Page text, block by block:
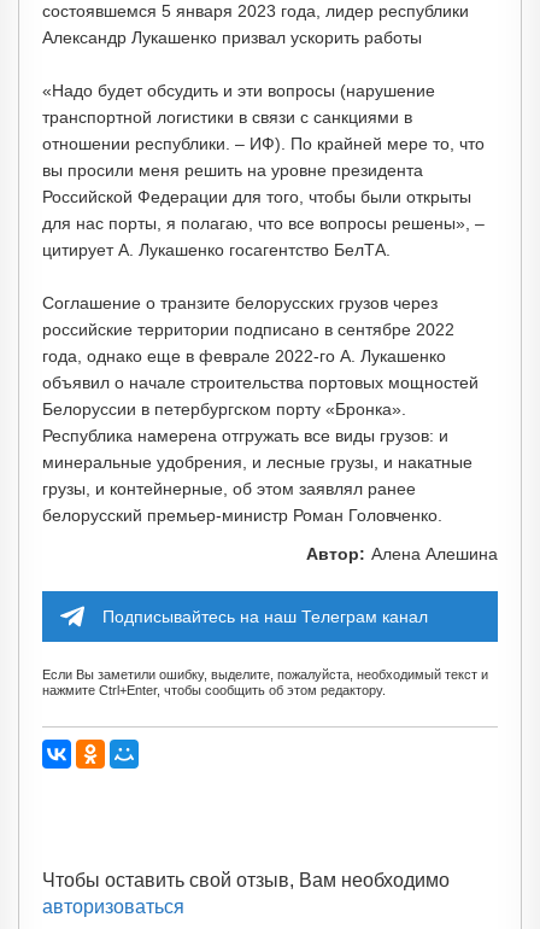
состоявшемся 5 января 2023 года, лидер республики
Александр Лукашенко призвал ускорить работы
«Надо будет обсудить и эти вопросы (нарушение
транспортной логистики в связи с санкциями в
отношении республики. – ИФ). По крайней мере то, что
вы просили меня решить на уровне президента
Российской Федерации для того, чтобы были открыты
для нас порты, я полагаю, что все вопросы решены», –
цитирует А. Лукашенко госагентство БелТА.
Соглашение о транзите белорусских грузов через
российские территории подписано в сентябре 2022
года, однако еще в феврале 2022-го А. Лукашенко
объявил о начале строительства портовых мощностей
Белоруссии в петербургском порту «Бронка».
Республика намерена отгружать все виды грузов: и
минеральные удобрения, и лесные грузы, и накатные
грузы, и контейнерные, об этом заявлял ранее
белорусский премьер-министр Роман Головченко.
Автор: Алена Алешина
Подписывайтесь на наш Телеграм канал
Если Вы заметили ошибку, выделите, пожалуйста, необходимый текст и
нажмите Ctrl+Enter, чтобы сообщить об этом редактору.
Чтобы оставить свой отзыв, Вам необходимо
авторизоваться